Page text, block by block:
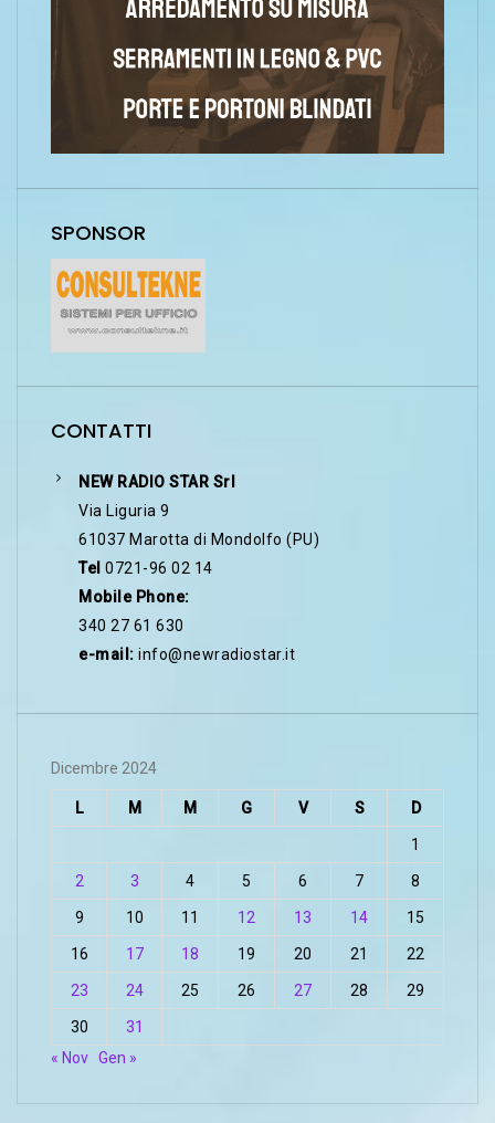
SPONSOR
CONTATTI
NEW RADIO STAR Srl
Via Liguria 9
61037 Marotta di Mondolfo (PU)
Tel 0721-96 02 14
Mobile Phone:
340 27 61 630
e-mail: info@newradiostar.it
Dicembre 2024
L M M G V S D
1
2 3 4 5 6 7 8
9 10 11 12 13 14 15
16 17 18 19 20 21 22
23 24 25 26 27 28 29
30
31
« Nov Gen »